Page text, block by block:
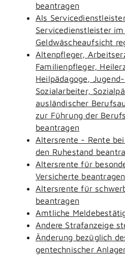
beantragen
Als
Servicedienstleister
Geldwäscheaufsicht
Altenpfleger,
Familienpfleger,
Heilpädagoge,
Sozialarbeiter,
ausländischer
zur Führung der
beantragen
Altersrente - Rente
den Ruhestand
Altersrente für
Versicherte beantragen
Altersrente für
beantragen
Amtliche
Andere Strafanzeige
Änderung bezüglich
gentechnischer